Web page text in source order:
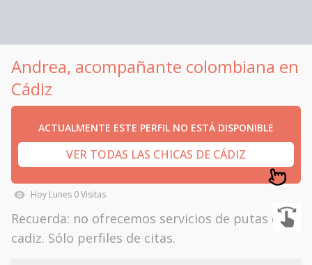
Andrea, acompañante colombiana en
Cádiz
ACTUALMENTE ESTE PERFIL NO ESTÁ DISPONIBLE
VER TODAS LAS CHICAS DE CÁDIZ
Hoy Lunes 0Visitas
Recuerda: no ofrecemos servicios de putas en
cadiz. Sólo perfiles de citas.